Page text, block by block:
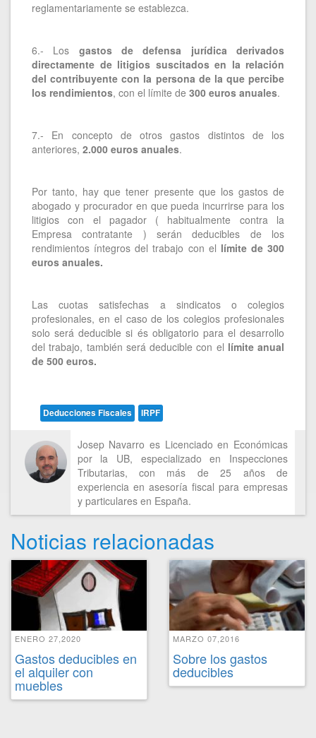
reglamentariamente se establezca.
6.- Los gastos de defensa jurídica derivados
directamente de litigios suscitados en la relación
del contribuyente con la persona de la que percibe
los rendimientos, con el límite de 300 euros anuales.
7.- En concepto de otros gastos distintos de los
anteriores, 2.000 euros anuales.
Por tanto, hay que tener presente que los gastos de
abogado y procurador en que pueda incurrirse para los
litigios con el pagador ( habitualmente contra la
Empresa contratante ) serán deducibles de los
rendimientos íntegros del trabajo con el límite de 300
euros anuales.
Las cuotas satisfechas a sindicatos o colegios
profesionales, en el caso de los colegios profesionales
solo será deducible si és obligatorio para el desarrollo
del trabajo, también será deducible con el límite anual
de 500 euros.
Deducciones Fiscales IRPF
Josep Navarro es Licenciado en Económicas
por la UB, especializado en Inspecciones
Tributarias, con más de 25 años de
experiencia en asesoría fiscal para empresas
y particulares en España.
Noticias relacionadas
ENERO 27,2020
Gastos deducibles en
el alquiler con
muebles
MARZO 07,2016
Sobre los gastos
deducibles